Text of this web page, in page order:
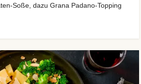
Soße, dazu Grana Padano-Topping